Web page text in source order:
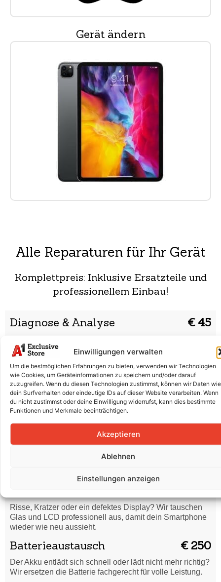
Einwilligungen verwalten
Um die bestmöglichen Erfahrungen zu bieten, verwenden wir Technologien
wie Cookies, um Geräteinformationen zu speichern und/oder darauf
zuzugreifen. Wenn du diesen Technologien zustimmst, können wir Daten wie
dein Surfverhalten oder eindeutige IDs auf dieser Website verarbeiten. Wenn
du nicht zustimmst oder deine Einwilligung widerrufst, kann dies bestimmte
Funktionen und Merkmale beeinträchtigen.
Akzeptieren
Ablehnen
Einstellungen anzeigen
Gerät ändern
Alle Reparaturen für Ihr Gerät
Komplettpreis: Inklusive Ersatzteile und
professionellem Einbau!
Diagnose & Analyse € 45
Ursache. Danach erhältst du eine Reparaturempfehlung.
Wasserschaden € 45
Dein Smartphone hat Flüssigkeit abbekommen? Wir
reinigen es gründlich und prüfen, ob eine Reparatur nötig
ist.
Code vergessen /
Du hast deinen Entsperrcode vergessen oder dein
Smartphone startet nicht richtig? Wir setzen es sicher
Risse, Kratzer oder ein defektes Display? Wir tauschen
Glas und LCD professionell aus, damit dein Smartphone
wieder wie neu aussieht.
Batterieaustausch € 250
Der Akku entlädt sich schnell oder lädt nicht mehr richtig?
Wir ersetzen die Batterie fachgerecht für volle Leistung.